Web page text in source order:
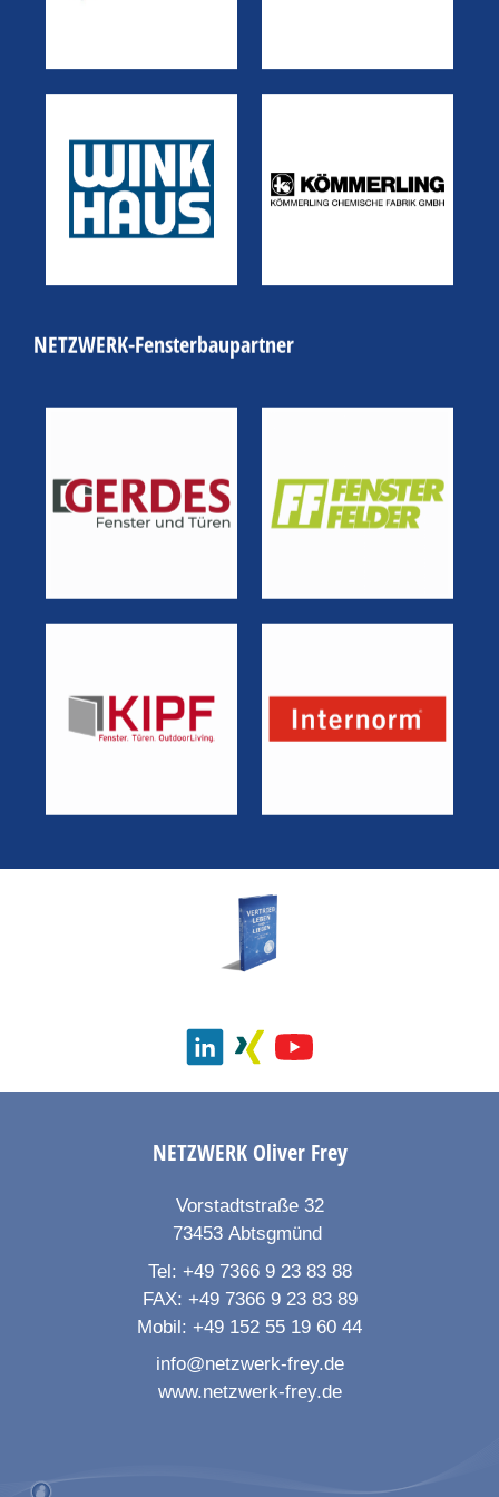
NETZWERK-Fensterbaupartner
NETZWERKOliver Frey
Vorstadtstraße 32
73453 Abtsgmünd
Tel: +49 7366 9 23 83 88
FAX: +49 7366 9 23 83 89
Mobil: +49 152 55 19 60 44
info@netzwerk-frey.de
www.netzwerk-frey.de